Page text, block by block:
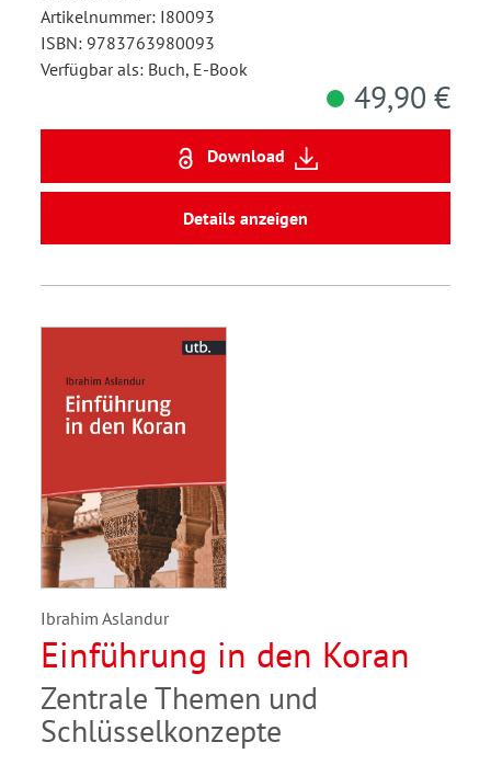
Artikelnummer: I80093
ISBN: 9783763980093
Verfügbar als: Buch, E-Book
49,90 €
Download
Details anzeigen
Ibrahim Aslandur
Einführung in den Koran
Zentrale Themen und
Schlüsselkonzepte